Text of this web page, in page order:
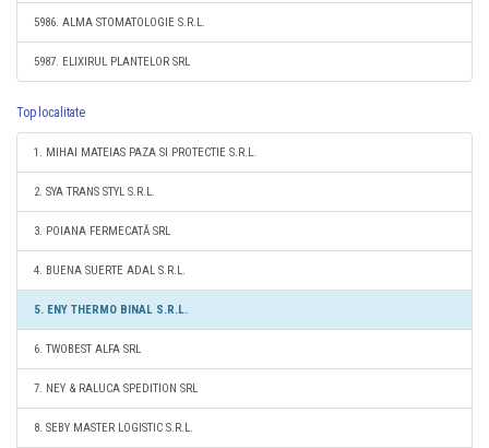
5986. ALMA STOMATOLOGIE S.R.L.
5987. ELIXIRUL PLANTELOR SRL
Top localitate
1. MIHAI MATEIAS PAZA SI PROTECTIE S.R.L.
2. SYA TRANS STYL S.R.L.
3. POIANA FERMECATĂ SRL
4. BUENA SUERTE ADAL S.R.L.
5. ENY THERMO BINAL S.R.L.
6. TWOBEST ALFA SRL
7. NEY & RALUCA SPEDITION SRL
8. SEBY MASTER LOGISTIC S.R.L.